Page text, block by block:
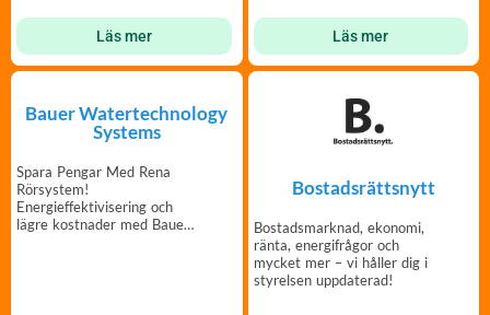
Läs mer Läs mer
Bauer Watertechnology
Systems
Spara Pengar Med Rena
Rörsystem!
Energieffektivisering och
lägre kostnader med Bauer
Bostadsrättsnytt
Bostadsmarknad, ekonomi,
ränta, energifrågor och
mycket mer – vi håller dig i
styrelsen uppdaterad!